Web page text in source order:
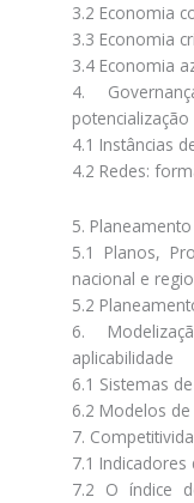
3.2 Economia
3.3 Economia
3.4 Economia
4.
4.1 Instâncias
4.2 Redes:
5.
5.1 Planos,
nacional e
5.2
6.
aplicabilidade
6.1 Sistemas
6.2 Modelos
7.
7.1
7.2 O índice